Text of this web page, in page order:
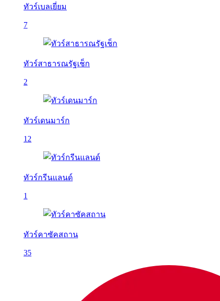
ทัวร์เบลเยี่ยม
7
ทัวร์สาธารณรัฐเช็ก
2
ทัวร์เดนมาร์ก
12
ทัวร์กรีนแลนด์
1
ทัวร์คาซัคสถาน
35